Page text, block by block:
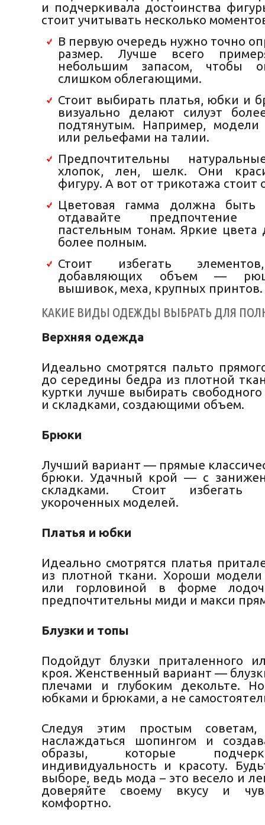
и подчеркивала достоинства
стоит учитывать несколько
В первую очередь нужно точно
размер. Лучше всего
небольшим запасом, чтобы
слишком облегающими.
Стоит выбирать платья, юбки и
визуально делают силуэт
подтянутым. Например, модели
или рельефами на талии.
Предпочтительны
хлопок, лен, шелк. Они
фигуру. А вот от трикотажа стоит
Цветовая гамма должна
отдавайте предпочтение
пастельным тонам. Яркие цвета
более полным.
Стоит избегать
добавляющих объем —
вышивок, меха, крупных принтов.
КАКИЕ ВИДЫ ОДЕЖДЫ ВЫБРАТЬ ДЛЯ
Верхняя одежда
Идеально смотрятся пальто
до середины бедра из плотной
куртки лучше выбирать
и складками, создающими объем.
Брюки
Лучший вариант — прямые
брюки. Удачный крой — с
складками. Стоит избегать
укороченных моделей.
Платья и юбки
Идеально смотрятся платья
из плотной ткани. Хороши
или горловиной в форме
предпочтительны миди и макси
Блузки и топы
Подойдут блузки приталенного
кроя. Женственный вариант —
плечами и глубоким декольте.
юбками и брюками, а не
Следуя этим простым
наслаждаться шопингом и
образы, которые
индивидуальность и красоту.
выборе, ведь мода – это весело и
доверяйте своему вкусу и
комфортно.